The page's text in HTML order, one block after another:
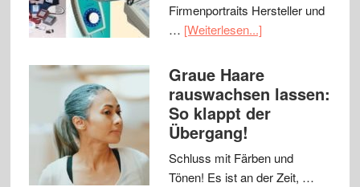
Firmenportraits Hersteller und
… [Weiterlesen...]
Graue Haare
rauswachsen lassen:
So klappt der
Übergang!
Schluss mit Färben und
Tönen! Es ist an der Zeit, …